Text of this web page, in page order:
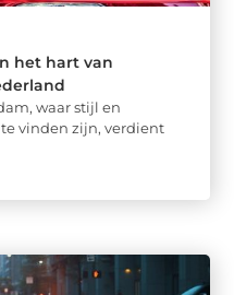
het hart van
waar stijl en
vinden zijn, verdient